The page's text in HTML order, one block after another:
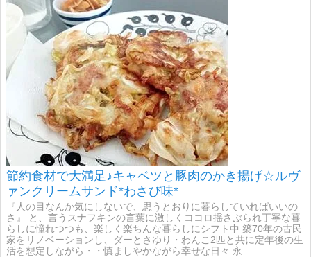
節約食材で大満足♪キャベツと豚肉のかき揚げ☆ルヴ
ァンクリームサンド*わさび味*
『人の目なんか気にしないで、思うとおりに暮らしていればいいの
さ』 と、言うスナフキンの言葉に激しくココロ揺さぶられ丁寧な暮
らしに憧れつつも、楽しく楽ちんな暮らしにシフト中 築70年の古民
家をリノベーションし、ダーとさゆり・わんこ2匹と共に定年後の生
活を想定しながら・・慎ましやかながら幸せな日々 永…